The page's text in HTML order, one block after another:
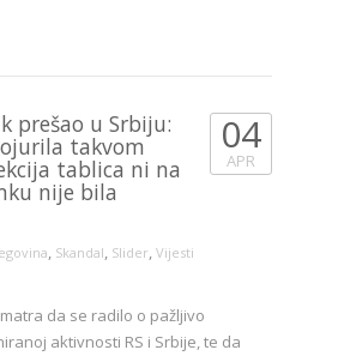
prešao u Srbiju:
takvom
tablica ni na
nije bila
, Skandal, Slider, Vijesti
04
APR
da se radilo o pažljivo
aktivnosti RS i Srbije, te da